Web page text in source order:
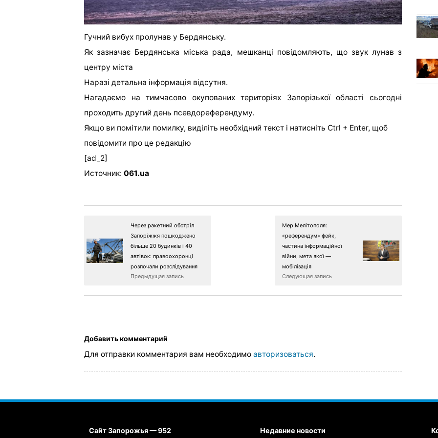
Гучний вибух пролунав у Бердянську.
Як зазначає Бердянська міська рада, мешканці повідомляють, що звук лунав з
центру міста
Наразі детальна інформація відсутня.
Нагадаємо на тимчасово окупованих територіях Запорізької області сьогодні
проходить другий день псевдореферендуму.
Якщо ви помітили помилку, виділіть необхідний текст і натисніть Ctrl + Enter, щоб
повідомити про це редакцію
[ad_2]
Источник: 061.ua
Через ракетний обстріл
Запоріжжя пошкоджено
більше 20 будинків і 40
автівок: правоохоронці
розпочали розслідування
Предыдущая запись
Мер Мелітополя:
«референдум» фейк,
частина інформаційної
війни, мета якої —
мобілізація
Следующая запись
Добавить комментарий
Для отправки комментария вам необходимо авторизоваться.
Сайт Запорожья — 952 Недавние новости